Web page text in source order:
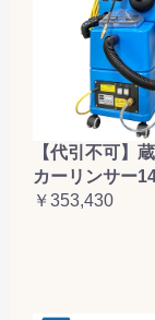
【代引不可】
カーリンサー
￥353,430